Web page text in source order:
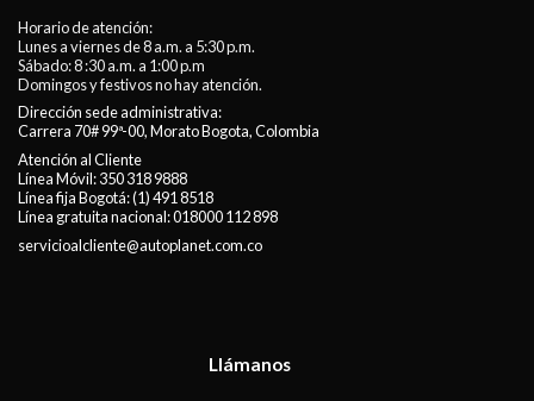
Horario de atención:
Lunes a viernes de 8 a.m. a 5:30 p.m.
Sábado: 8 :30 a.m. a 1:00 p.m
Domingos y festivos no hay atención.
Dirección sede administrativa:
Carrera 70# 99ª-00, Morato Bogota, Colombia
Atención al Cliente
Línea Móvil:350 318 9888
Línea fija Bogotá:(1) 491 8518
Línea gratuita nacional:018000 112 898
servicioalcliente@autoplanet.com.co
Llámanos